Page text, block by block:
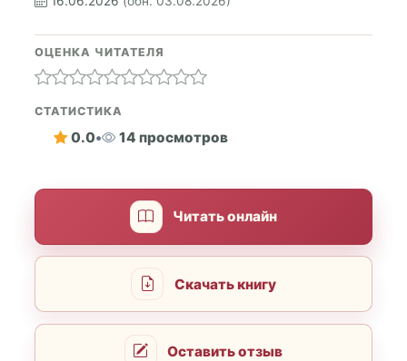
ОЦЕНКА ЧИТАТЕЛЯ
СТАТИСТИКА
0.0• 14 просмотров
Читать онлайн
Скачать книгу
Оставить отзыв